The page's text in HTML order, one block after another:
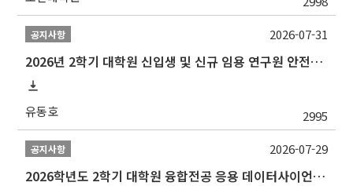
공지사항
2026년 2학기 대학원 신입생 및 신규 임용 연구원 안전환경교육(신규교육) 실시 안내
유동호 2995
2026-07-31
공지사항
2026학년도 2학기 대학원 융합전공 응용 데이터사이언스 선발 계획 알림
2026-07-29